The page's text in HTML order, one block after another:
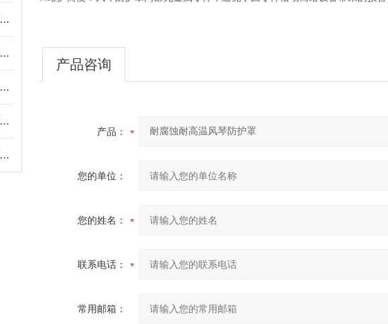
防腐蚀风琴防护罩有多种制作方式，具体情况要具体分析
关于螺旋杆排屑机两种形式的废屑处理技巧分享
钢制拖链的宽度过宽问题的解决方法
升降机风琴防护罩材料特性的功能匹配
阻燃风琴防护罩的工作原理和制作方法为你介绍
产品咨询
产品：
您的单位：
您的姓名：
联系电话：
常用邮箱：